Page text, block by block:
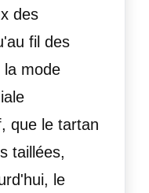
des
fil des
la mode
que le tartan
taillées,
le